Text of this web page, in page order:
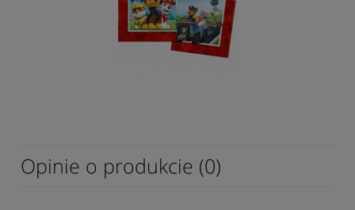
Opinie o produkcie (0)